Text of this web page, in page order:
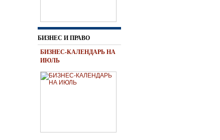
БИЗНЕС И ПРАВО
БИЗНЕС-КАЛЕНДАРЬ НА
ИЮЛЬ